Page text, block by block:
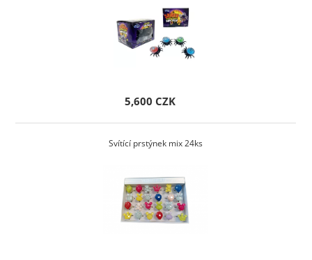
5,600 CZK
Svítící prstýnek mix 24ks